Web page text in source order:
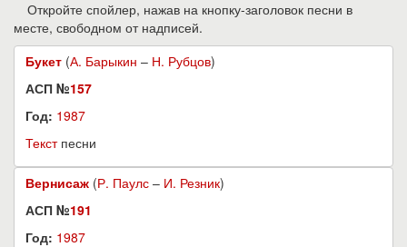
Откройте спойлер, нажав на кнопку-заголовок песни в
месте, свободном от надписей.
Букет (А. Барыкин – Н. Рубцов)
АСП №157
Год: 1987
Текстпесни
Вернисаж (Р. Паулс – И. Резник)
АСП №191
Год: 1987